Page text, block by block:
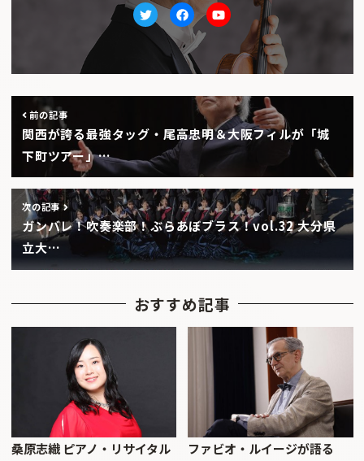
TwitterfacebookYoutube
前の記事
関西が誇る最強タッグ・尾高忠明＆大阪フィルが「城
下町ツアー」…
次の記事
ガンバレ！吹奏楽部！ぶらあぼブラス！vol.32 大分県
立大…
おすすめ記事
桑原志織 ピアノ・リサイタル
ファビオ・ルイージが語る